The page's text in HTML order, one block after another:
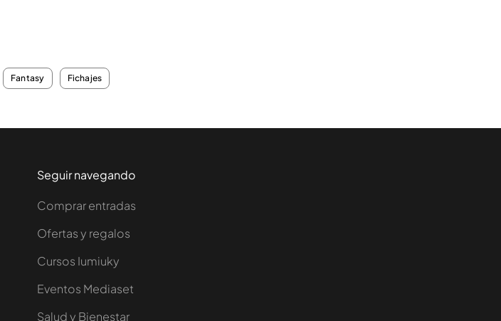
Fantasy Fichajes
Seguir navegando
Comprar entradas
Ofertas y regalos
Cursos Iumiuky
Eventos Mediaset
Salud y Bienestar